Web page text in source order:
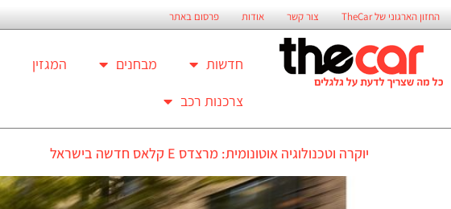
החזון הארגוני של TheCar צור קשר אודות פרסום באתר
חדשות מבחנים המגזין
צרכנות רכב
יוקרה וטכנולוגיה אוטונומית: מרצדס E קלאס חדשה בישראל